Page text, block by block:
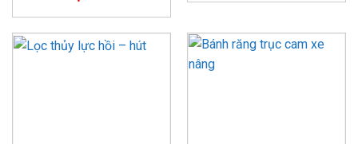
nguồn gốc rõ ràng và giá tốt trên thị trường.
Công ty Thiên Phú chuyên cung cấp phụ tùng xe nâng nhập